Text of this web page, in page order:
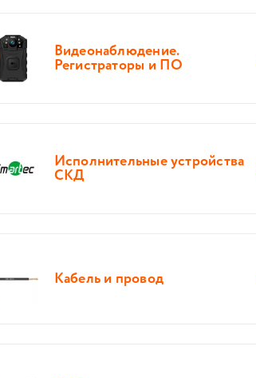
Видеонаблюдение.
Регистраторы и ПО
Исполнительные устройства
СКД
Кабель и провод